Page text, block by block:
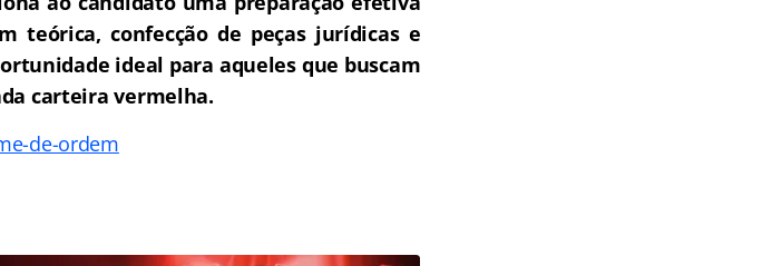
teórica, confecção de peças jurídicas e
ideal para aqueles que buscam
carteira vermelha.